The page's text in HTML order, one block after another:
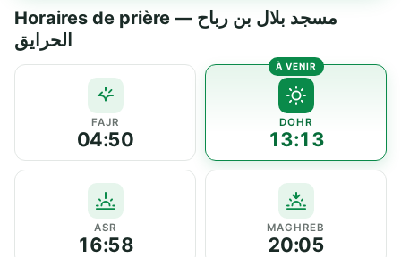
Horaires de prière — مسجد بلال بن رباح
الحرايق
FAJR
04:50
DOHR
13:13
ASR
16:58
MAGHREB
20:05